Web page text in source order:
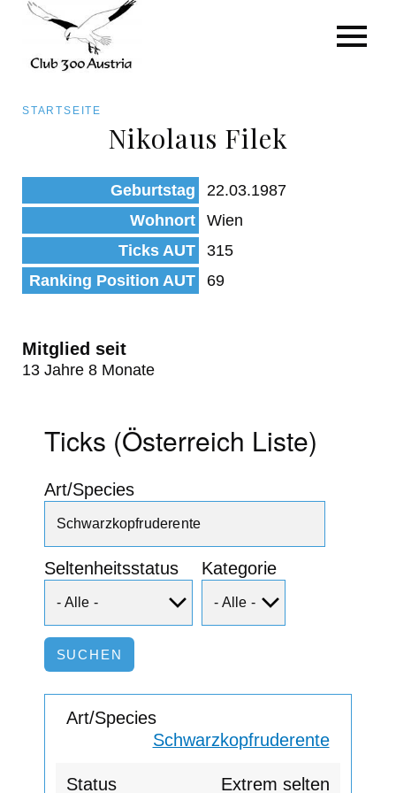
zum
Inhalt
Pfadnavigation
STARTSEITE
Nikolaus Filek
Geburtstag
22.03.1987
Wohnort
Wien
Ticks AUT
315
Ranking Position AUT
69
Mitglied seit
13 Jahre 8 Monate
Ticks (Österreich Liste)
Art/Species
Seltenheitsstatus Kategorie
Art/Species
Status
Kategorie für die Österreich-Liste
Beobachtungen
Schwarzkopfruderente
Extrem selten